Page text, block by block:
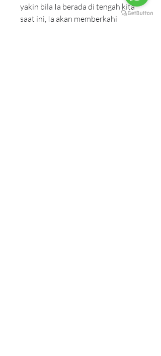
yakin bila Ia berada di tengah kita
saat ini, Ia akan memberkahi